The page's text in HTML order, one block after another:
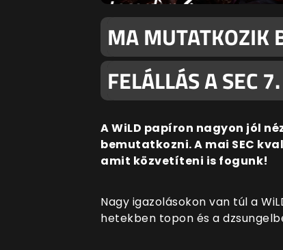
MA MUTATKOZIK
FELÁLLÁS A SEC
A WiLD papíron nagyon jól
bemutatkozni. A mai SEC
amit közvetíteni is fogunk!
Nagy igazolásokon van túl a
hetekben topon és a